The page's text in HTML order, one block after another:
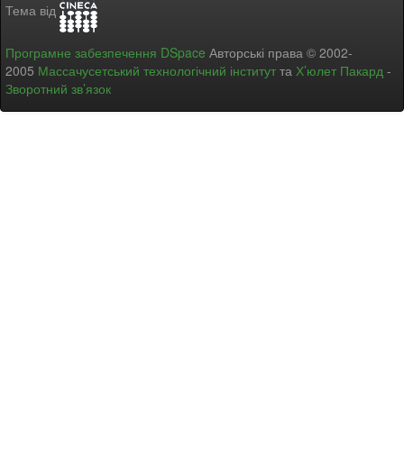
Тема від
Програмне забезпечення DSpace Авторські права © 2002-
2005 Массачусетський технологічний інститут та Х’юлет Пакард -
Зворотний зв’язок